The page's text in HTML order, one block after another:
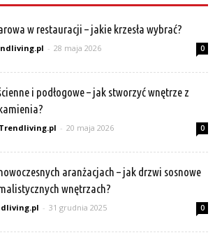
w restauracji – jakie krzesła wybrać?
- 28 maja 2026 0
i podłogowe – jak stworzyć wnętrze z
- 20 maja 2026 0
aranżacjach – jak drzwi sosnowe
wnętrzach?
- 31 grudnia 2025 0